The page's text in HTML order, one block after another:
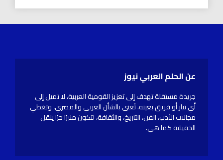
عن الحلم العربي نيوز
جريدة مستقلة تهدف إلى تعزيز القومية العربية، لا تميل إلى
أي تيار أو فريق بعينه. تُعنى بالشأن العربي والمصري، وتغطي
مجالات الأدب، الفن، التاريخ، والثقافة، لتكون منبرًا حرًا ينقل
الحقيقة كما هي.